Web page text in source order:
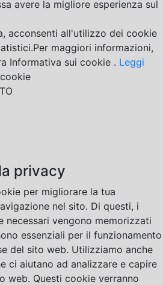
avere la migliore esperienza sul
acconsenti all'utilizzo dei cookie
maggiori informazioni,
Informativa sui cookie . Leggi
privacy
per migliorare la tua
nel sito. Di questi, i
necessari vengono memorizzati
essenziali per il funzionamento
del sito web. Utilizziamo anche
ci aiutano ad analizzare e capire
web. Questi cookie verranno